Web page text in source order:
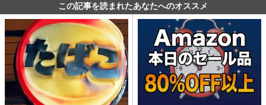
この記事を読まれたあなたへのオススメ